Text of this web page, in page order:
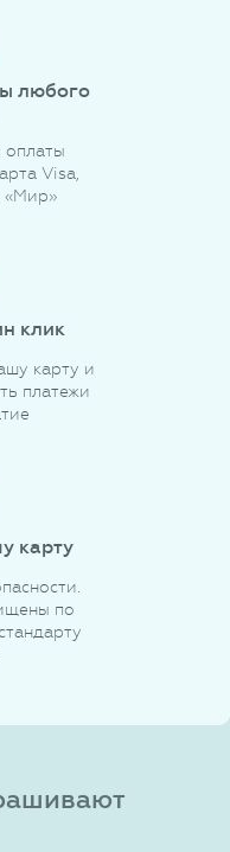
любого
оплаты
Visa,
«Мир»
клик
карту и
платежи
карту
по